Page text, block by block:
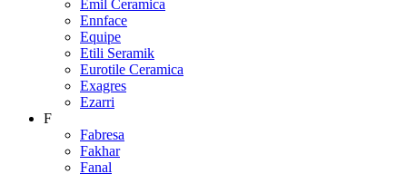
Emil Ceramica
Ennface
Equipe
Etili Seramik
Eurotile Ceramica
Exagres
Ezarri
F
Fabresa
Fakhar
Fanal